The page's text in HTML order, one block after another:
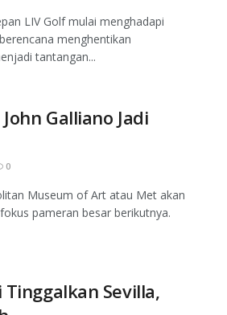
LIV Golf mulai menghadapi
menghentikan
tantangan...
Galliano Jadi
0
Museum of Art atau Met akan
pameran besar berikutnya.
Tinggalkan Sevilla,